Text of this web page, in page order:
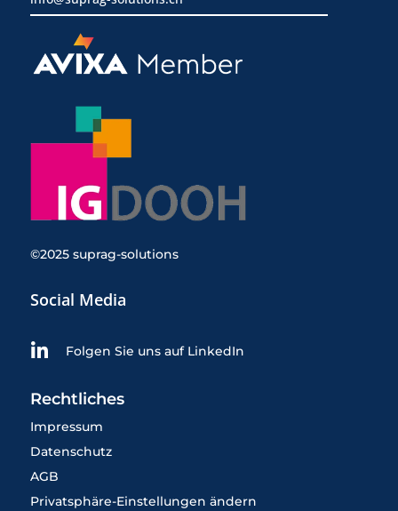
©2025 suprag-solutions
Social Media
 Folgen Sie uns auf LinkedIn
Rechtliches
Impressum
Datenschutz
AGB
Privatsphäre-Einstellungen ändern